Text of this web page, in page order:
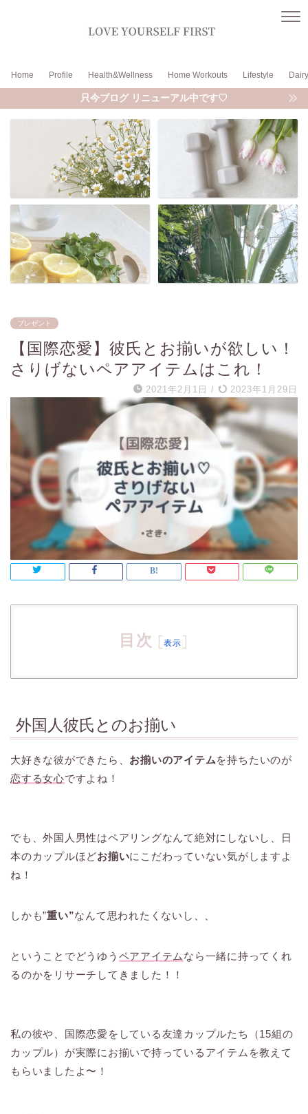
Home Profile Health&Wellness Home Workouts Lifestyle Dairy
只今ブログ リニューアル中です♡
プレゼント
【国際恋愛】彼氏とお揃いが欲しい！
さりげないペアアイテムはこれ！
2021年2月1日 / 2023年1月29日
目次 [表示]
外国人彼氏とのお揃い
大好きな彼ができたら、 お揃いのアイテムを持ちたいのが
恋する女心ですよね！
でも、外国人男性はペアリングなんて絶対にしないし、日
本のカップルほどお揃いにこだわっていない気がしますよ
ね！
しかも”重い”なんて思われたくないし、、
ということでどうゆう ペアアイテム なら一緒に持ってくれ
るのかをリサーチしてきました！！
私の彼や、国際恋愛をしている友達カップルたち（15組の
カップル）が実際にお揃いで持っているアイテムを教えて
もらいましたよ〜！